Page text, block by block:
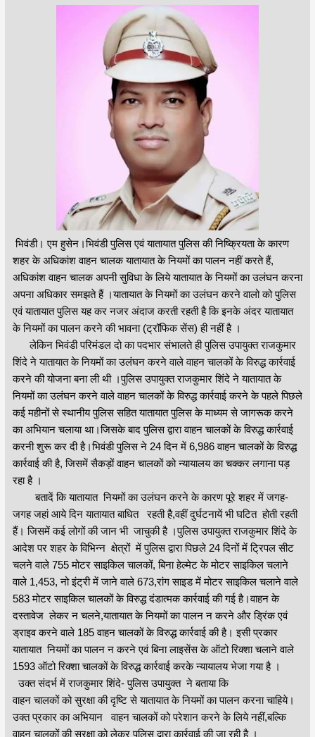
भिवंडी। एम हुसेन।भिवंडी पुलिस एवं यातायात पुलिस की निष्क्रियता के कारण
शहर के अधिकांश वाहन चालक यातायात के नियमों का पालन नहीं करते हैं,
अधिकांश वाहन चालक अपनी सुविधा के लिये यातायात के नियमों का उलंघन करना
अपना अधिकार समझते हैं ।यातायात के नियमों का उलंघन करने वालो को पुलिस
एवं यातायात पुलिस यह कर नजर अंदाज करती रहती है कि इनके अंदर यातायात
के नियमों का पालन करने की भावना (ट्रॉफिक सेंस) ही नहीं है ।
लेकिन भिवंडी परिमंडल दो का पदभार संभालते ही पुलिस उपायुक्त राजकुमार
शिंदे ने यातायात के नियमों का उलंघन करने वाले वाहन चालकों के विरुद्ध कार्रवाई
करने की योजना बना ली थी ।पुलिस उपायुक्त राजकुमार शिंदे ने यातायात के
नियमों का उलंघन करने वाले वाहन चालकों के विरुद्ध कार्रवाई करने के पहले पिछले
कई महीनों से स्थानीय पुलिस सहित यातायात पुलिस के माध्यम से जागरूक करने
का अभियान चलाया था।जिसके बाद पुलिस द्वारा वाहन चालकों के विरुद्ध कार्रवाई
करनी शुरू कर दी है।भिवंडी पुलिस ने 24 दिन में 6,986 वाहन चालकों के विरुद्ध
कार्रवाई की है, जिसमें सैकड़ों वाहन चालकों को न्यायालय का चक्कर लगाना पड़
रहा है ।
बतादें कि यातायात नियमों का उलंघन करने के कारण पूरे शहर में जगह-
जगह जहां आये दिन यातायात बाधित रहती है,वहीं दुर्घटनायें भी घटित होती रहती
हैं। जिसमें कई लोगों की जान भी जाचुकी है ।पुलिस उपायुक्त राजकुमार शिंदे के
आदेश पर शहर के विभिन्न क्षेत्रों में पुलिस द्वारा पिछले 24 दिनों में ट्रिपल सीट
चलने वाले 755 मोटर साइकिल चालकों, बिना हेल्मेट के मोटर साइकिल चलाने
वाले 1,453, नो इंट्री में जाने वाले 673,रांग साइड में मोटर साइकिल चलाने वाले
583 मोटर साइकिल चालकों के विरुद्ध दंडात्मक कार्रवाई की गई है।वाहन के
दस्तावेज लेकर न चलने,यातायात के नियमों का पालन न करने और ड्रिंक एवं
ड्राइव करने वाले 185 वाहन चालकों के विरुद्ध कार्रवाई की है। इसी प्रकार
यातायात नियमों का पालन न करने एवं बिना लाइसेंस के ऑटो रिक्शा चलाने वाले
1593 ऑटो रिक्शा चालकों के विरुद्ध कार्रवाई करके न्यायालय भेजा गया है ।
उक्त संदर्भ में राजकुमार शिंदे- पुलिस उपायुक्त ने बताया कि
वाहन चालकों को सुरक्षा की दृष्टि से यातायात के नियमों का पालन करना चाहिये।
उक्त प्रकार का अभियान वाहन चालकों को परेशान करने के लिये नहीं,बल्कि
वाहन चालकों की सुरक्षा को लेकर पुलिस द्वारा कार्रवाई की जा रही है ।